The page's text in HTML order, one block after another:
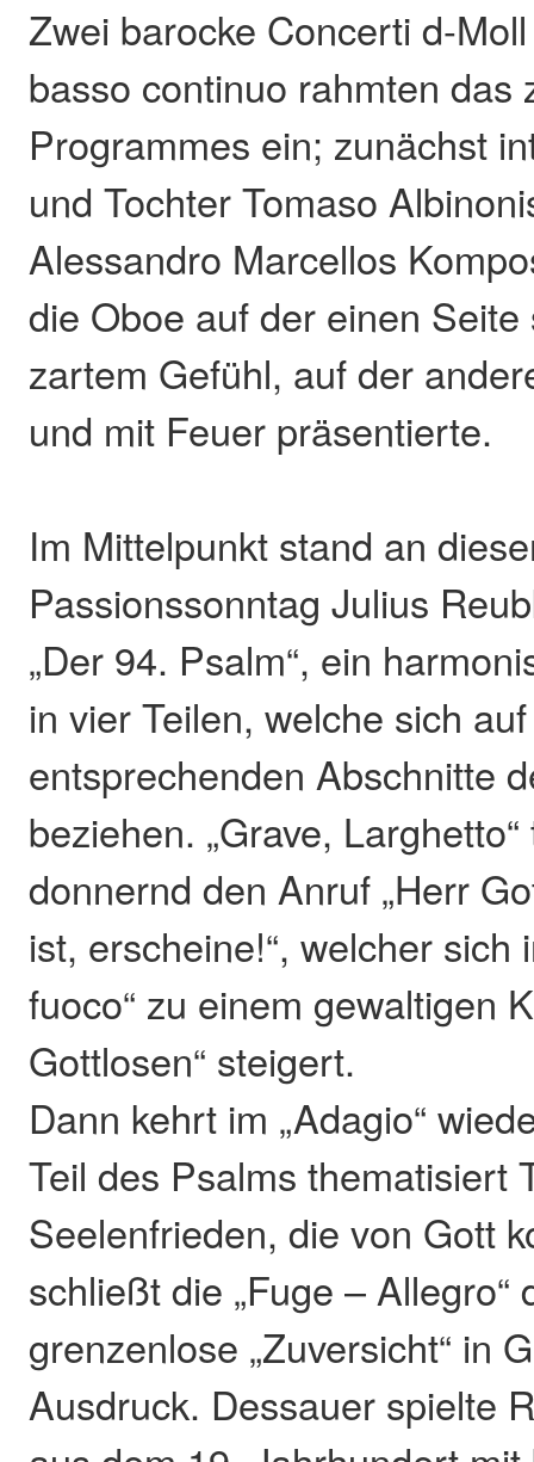
Zwei barocke Concerti d-
basso continuo rahmten das
Programmes ein; zunächst
und Tochter Tomaso
Alessandro Marcellos
die Oboe auf der einen
zartem Gefühl, auf der
und mit Feuer präsentierte.
Im Mittelpunkt stand an
Passionssonntag Julius
„Der 94. Psalm“, ein
in vier Teilen, welche sich
entsprechenden Abschnitte
beziehen. „Grave,
donnernd den Anruf „Herr
ist, erscheine!“, welcher sich
fuoco“ zu einem gewaltigen
Gottlosen“ steigert.
Dann kehrt im „Adagio“
Teil des Psalms thematisiert
Seelenfrieden, die von Gott
schließt die „Fuge – Allegro“
grenzenlose „Zuversicht“ in
Ausdruck. Dessauer spielte